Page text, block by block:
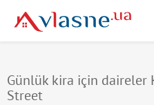
Günlük kira için daireler
Street